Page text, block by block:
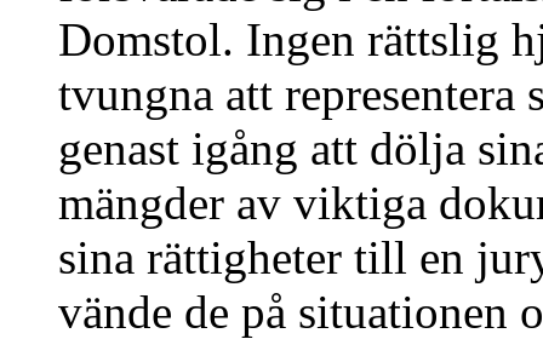
Domstol. Ingen rättslig
tvungna att representera
genast igång att dölja
mängder av viktiga
sina rättigheter till en
vände de på situationen